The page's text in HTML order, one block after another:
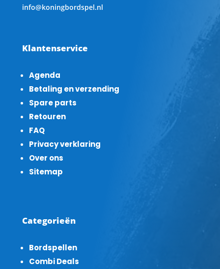
info@koningbordspel.nl
Klantenservice
Agenda
Betaling en verzending
Spare parts
Retouren
FAQ
Privacy verklaring
Over ons
Sitemap
Categorieën
Bordspellen
Combi Deals